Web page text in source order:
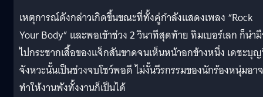
เหตุการณ์ดังกล่าวเกิดขึ้นขณะที่ทั้งคู่กำลังแสดงเพลง “Rock
Your Body” และพอเข้าช่วง 2 วินาทีสุดท้าย ทิมเบอร์เลก ก็นำ
ไปกระชากเสื้อของแจ็กสันขาดจนเห็นหน้าอกข้างหนึ่ง เดชะบุ
จังหวะนั้นเป็นช่วงจบโชว์พอดี ไม่งั้นวีรกรรมของนักร้องหนุ่มอาจ
ทำให้งานพังทั้งงานก็เป็นได้